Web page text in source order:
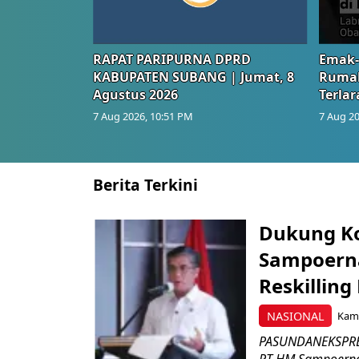
RAPAT PARIPURNA DPRD
KABUPATEN SUBANG | Jumat, 8
Agustus 2026
7 Aug 2026, 10:51 PM 7 Aug
Berita Terkini
NASIONAL
Dukung
Reskilling